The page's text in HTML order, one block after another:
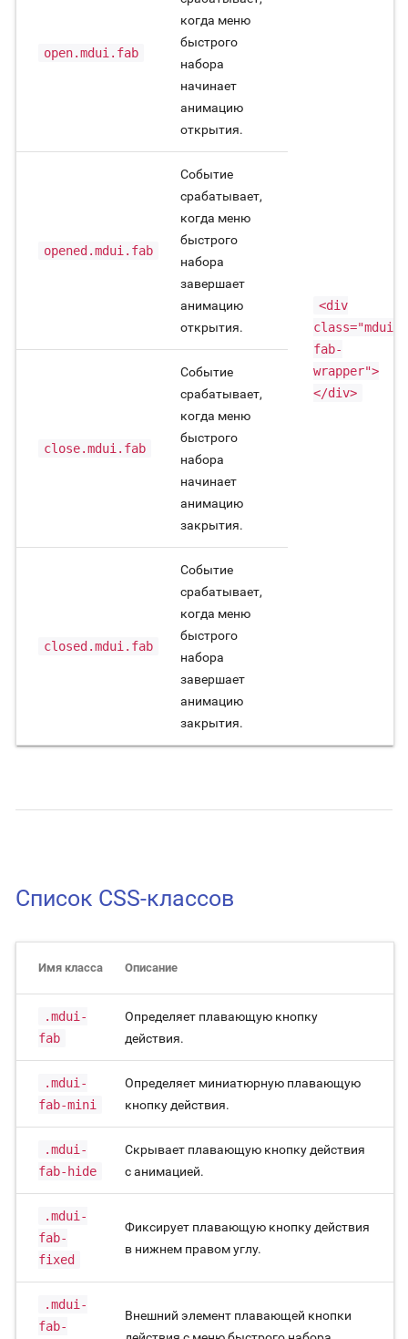
open.mdui.fab
когда меню
быстрого
набора
начинает
анимацию
открытия.
<div
class="mdui-
fab-
wrapper">
</div>
opened.mdui.fab
Событие
срабатывает,
когда меню
быстрого
набора
завершает
анимацию
открытия.
close.mdui.fab
Событие
срабатывает,
когда меню
быстрого
набора
начинает
анимацию
закрытия.
closed.mdui.fab
Событие
срабатывает,
когда меню
быстрого
набора
завершает
анимацию
закрытия.
Список CSS-классов
Имя класса Описание
.mdui-
fab
Определяет плавающую кнопку
действия.
.mdui-
fab-mini
Определяет миниатюрную плавающую
кнопку действия.
.mdui-
fab-hide
Скрывает плавающую кнопку действия
с анимацией.
.mdui-
fab-
fixed
Фиксирует плавающую кнопку действия
в нижнем правом углу.
.mdui-
fab-
Внешний элемент плавающей кнопки